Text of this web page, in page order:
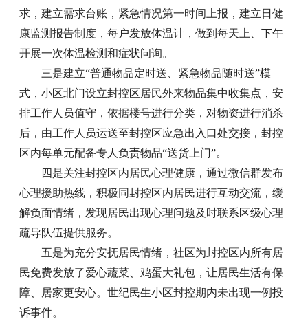
求，建立需求台账，紧急情况第一时间上报，建立日健
康监测报告制度，每户发放体温计，做到每天上、下午
开展一次体温检测和症状问询。
三是建立“普通物品定时送、紧急物品随时送”模
式，小区北门设立封控区居民外来物品集中收集点，安
排工作人员值守，依据楼号进行分类，对物资进行消杀
后，由工作人员运送至封控区应急出入口处交接，封控
区内每单元配备专人负责物品“送货上门”。
四是关注封控区内居民心理健康，通过微信群发布
心理援助热线，积极同封控区内居民进行互动交流，缓
解负面情绪，发现居民出现心理问题及时联系区级心理
疏导队伍提供服务。
五是为充分安抚居民情绪，社区为封控区内所有居
民免费发放了爱心蔬菜、鸡蛋大礼包，让居民生活有保
障、居家更安心。世纪民生小区封控期内未出现一例投
诉事件。